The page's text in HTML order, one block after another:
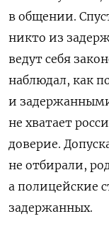
в общении.
никто из
ведут себя
наблюдал, как
и задержанными
не хватает
доверие.
не отбирали,
а полицейские
задержанных.